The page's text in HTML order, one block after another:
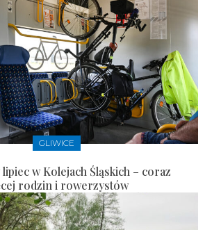
GLIWICE
w Kolejach Śląskich – coraz
rodzin i rowerzystów